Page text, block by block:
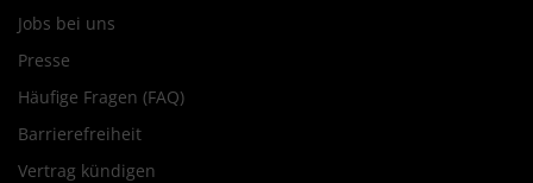
Jobs bei uns
Presse
Häufige Fragen (FAQ)
Barrierefreiheit
Vertrag kündigen